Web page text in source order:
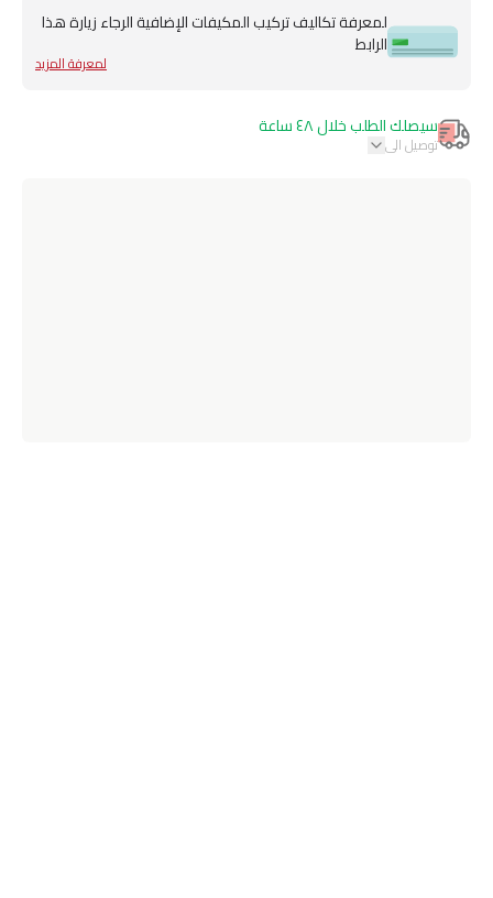
لمعرفة تكاليف تركيب المكيفات الإضافية الرجاء زيارة هذا
الرابط
لمعرفة المزيد
سيصلك الطلب خلال ٤٨ ساعة
توصيل الى